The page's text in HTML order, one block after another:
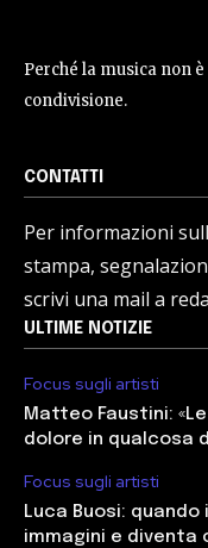
Perché la musica non
condivisione.
CONTATTI
Per informazioni
stampa,
scrivi una mail a
ULTIME NOTIZIE
Focus sugli artisti
Matteo Faustini:
dolore in qualcosa
Focus sugli artisti
Luca Buosi:
immagini e diventa